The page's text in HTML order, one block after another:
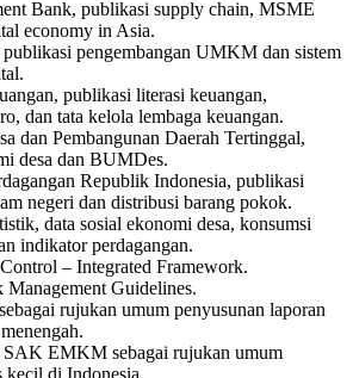
Bank, publikasi supply chain, MSME
economy in Asia.
pengembangan UMKM dan sistem
publikasi literasi keuangan,
dan tata kelola lembaga keuangan.
dan Pembangunan Daerah Tertinggal,
desa dan BUMDes.
Republik Indonesia, publikasi
negeri dan distribusi barang pokok.
data sosial ekonomi desa, konsumsi
indikator perdagangan.
– Integrated Framework.
Guidelines.
rujukan umum penyusunan laporan
EMKM sebagai rujukan umum